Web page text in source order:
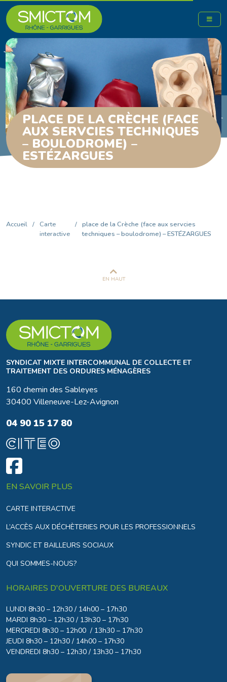
PLACE DE LA CRÈCHE (FACE
AUX SERVCIES TECHNIQUES
– BOULODROME) –
ESTÉZARGUES
Accueil / Carte
interactive
/ place de la Crèche (face aux servcies
techniques – boulodrome) – ESTÉZARGUES
EN HAUT
SYNDICAT MIXTE INTERCOMMUNAL DE COLLECTE ET
TRAITEMENT DES ORDURES MÉNAGÈRES
160 chemin des Sableyes
30400 Villeneuve-Lez-Avignon
04 90 15 17 80
EN SAVOIR PLUS
CARTE INTERACTIVE
L’ACCÈS AUX DÉCHÈTERIES POUR LES PROFESSIONNELS
SYNDIC ET BAILLEURS SOCIAUX
QUI SOMMES-NOUS?
HORAIRES D'OUVERTURE DES BUREAUX
LUNDI 8h30 – 12h30 / 14h00 – 17h30
MARDI 8h30 – 12h30 / 13h30 – 17h30
MERCREDI 8h30 – 12h00 / 13h30 – 17h30
JEUDI 8h30 – 12h30 / 14h00 – 17h30
VENDREDI 8h30 – 12h30 / 13h30 – 17h30